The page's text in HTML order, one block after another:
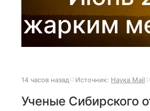
жарким
14 часов назад Источник: Наука Mail
Ученые Сибирского